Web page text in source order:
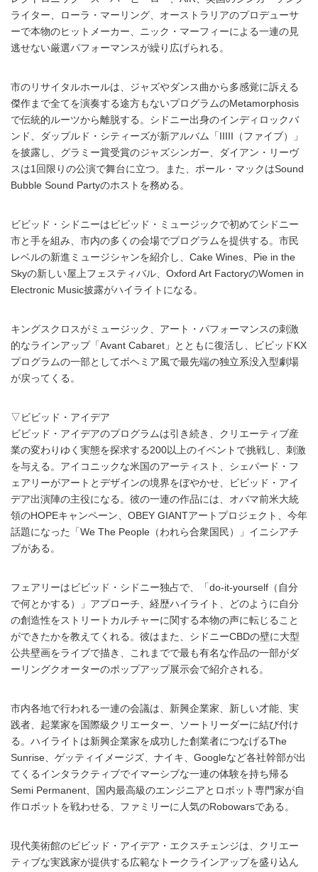
ライター、ローラ・マーリング、オーストラリアのプロデューサ
ーで本物のヒットメーカー、ニック・マーフィーによる一連の見
逃せない厳選パフォーマンスが繰り広げられる。
市のリサイタルホールは、ジャズやダンス曲から多感覚に訴える
傑作まで全てを演奏する途方もないプログラムのMetamorphosis
で伝統的ルーツから離脱する。シドニー出身のインディロックバ
ンド、ダップルド・シティーズが新アルバム「IIIII（ファイブ）」
を披露し、グラミー賞受賞のジャズシンガー、ダイアン・リーヴ
スは1回限りの公演で舞台に立つ。また、ポール・マックはSound
Bubble Sound Partyのホストを務める。
ビビッド・シドニーはビビッド・ミュージックで初めてシドニー
市と手を組み、市内の多くの会場でプログラムを提供する。市民
レベルの新進ミュージシャンを紹介し、Cake Wines、Pie in the
Skyの新しい屋上フェスティバル、Oxford Art FactoryのWomen in
Electronic Music披露がハイライトになる。
キングスクロスがミュージック、アート・パフォーマンスの刺激
的なラインアップ「Avant Cabaret」とともに復活し、ビビッドKX
プログラムの一部としてボヘミア風で最先端の独立系没入型劇場
が戻ってくる。
▽ビビッド・アイデア
ビビッド・アイデアのプログラムは引き続き、クリエーティブ産
業の変わりゆく実態を探求する200以上のイベントで挑戦し、刺激
を与える。アイコニックな米国のアーティスト、シェパード・フ
ェアリーがアートとデザインの境界をぼやかせ、ビビッド・アイ
デア出演陣の主役になる。彼の一連の作品には、オバマ前米大統
領のHOPEキャンペーン、OBEY GIANTアートプロジェクト、今年
話題になった「We The People（われら合衆国民）」イニシアチ
ブがある。
フェアリーはビビッド・シドニー独占で、「do-it-yourself（自分
で何とかする）」アプローチ、経歴ハイライト、どのように自分
の創造性をストリートカルチャーに関する本物の声に転じること
ができたかを教えてくれる。彼はまた、シドニーCBDの壁に大型
公共壁画をライブで描き、これまでで最も有名な作品の一部がダ
ーリングクオーターのポップアップ展示会で紹介される。
市内各地で行われる一連の会議は、新興企業家、新しい才能、実
践者、起業家を国際級クリエーター、ソートリーダーに結び付け
る。ハイライトは新興企業家を成功した創業者につなげるThe
Sunrise、ゲッティイメージズ、ナイキ、Googleなど各社幹部が出
てくるインタラクティブでイマーシブな一連の体験を持ち帰る
Semi Permanent、国内最高級のエンジニアとロボット専門家が自
作ロボットを戦わせる、ファミリーに人気のRobowarsである。
現代美術館のビビッド・アイデア・エクスチェンジは、クリエー
ティブな実践家が提供する広範なトークラインアップを盛り込ん